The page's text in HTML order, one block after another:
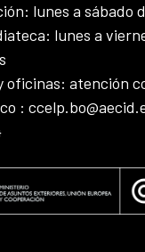
lunes a sábado
lunes a
oficinas: atención
: